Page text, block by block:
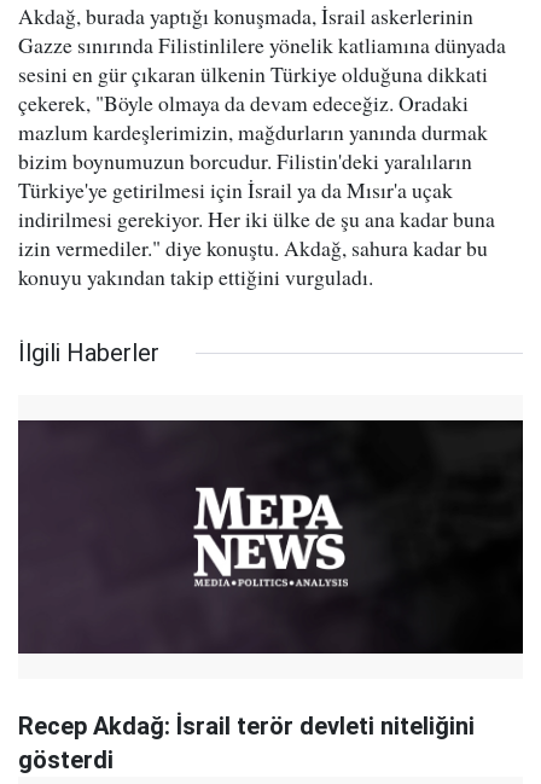
Akdağ, burada yaptığı konuşmada, İsrail askerlerinin
Gazze sınırında Filistinlilere yönelik katliamına dünyada
sesini en gür çıkaran ülkenin Türkiye olduğuna dikkati
çekerek, "Böyle olmaya da devam edeceğiz. Oradaki
mazlum kardeşlerimizin, mağdurların yanında durmak
bizim boynumuzun borcudur. Filistin'deki yaralıların
Türkiye'ye getirilmesi için İsrail ya da Mısır'a uçak
indirilmesi gerekiyor. Her iki ülke de şu ana kadar buna
izin vermediler." diye konuştu. Akdağ, sahura kadar bu
konuyu yakından takip ettiğini vurguladı.
İlgili Haberler
Recep Akdağ: İsrail terör devleti niteliğini
gösterdi